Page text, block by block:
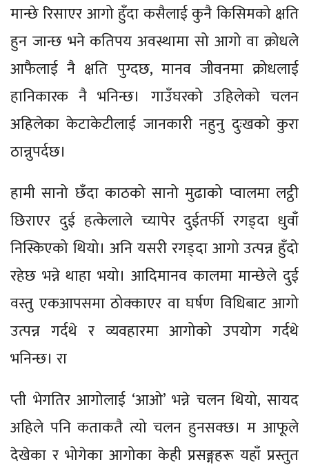
मान्छे रिसाएर आगो हुँदा कसैलाई कुनै किसिमको क्षति
हुन जान्छ भने कतिपय अवस्थामा सो आगो वा क्रोधले
आफैलाई नै क्षति पुग्दछ, मानव जीवनमा क्रोधलाई
हानिकारक नै भनिन्छ। गाउँघरको उहिलेको चलन
अहिलेका केटाकेटीलाई जानकारी नहुनु दुःखको कुरा
ठान्नुपर्दछ।
हामी सानो छँदा काठको सानो मुढाको प्वालमा लट्ठी
छिराएर दुई हत्केलाले च्यापेर दुईतर्फी रगड्दा धुवाँ
निस्किएको थियो। अनि यसरी रगड्दा आगो उत्पन्न हुँदो
रहेछ भन्ने थाहा भयो। आदिमानव कालमा मान्छेले दुई
वस्तु एकआपसमा ठोक्काएर वा घर्षण विधिबाट आगो
उत्पन्न गर्दथे र व्यवहारमा आगोको उपयोग गर्दथे
भनिन्छ। रा
प्ती भेगतिर आगोलाई ‘आओ’ भन्ने चलन थियो, सायद
अहिले पनि कताकतै त्यो चलन हुनसक्छ। म आफूले
देखेका र भोगेका आगोका केही प्रसङ्गहरू यहाँ प्रस्तुत